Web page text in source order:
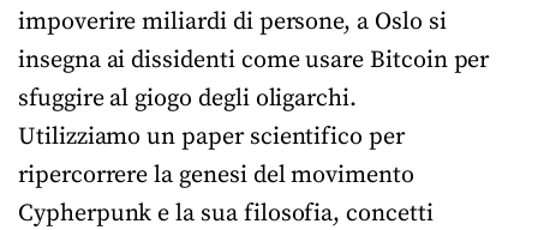
impoverire miliardi di persone, a Oslo si
insegna ai dissidenti come usare Bitcoin per
sfuggire al giogo degli oligarchi.
Utilizziamo un paper scientifico per
ripercorrere la genesi del movimento
Cypherpunk e la sua filosofia, concetti